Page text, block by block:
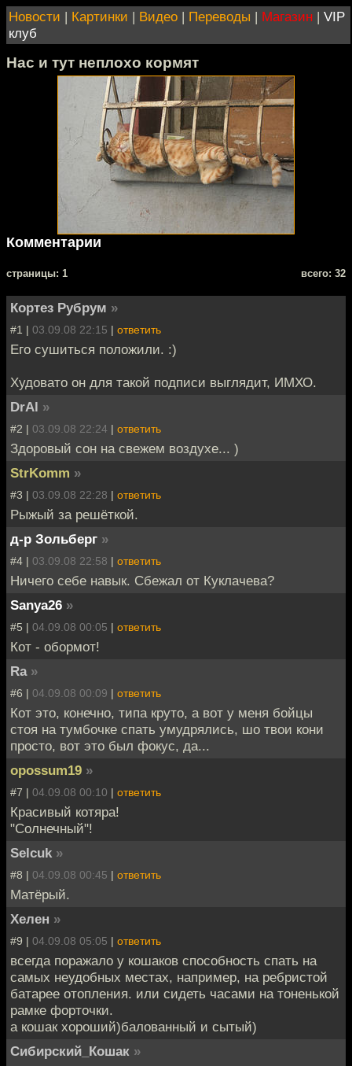
Новости | Картинки | Видео | Переводы | Магазин | VIP
клуб
Нас и тут неплохо кормят
Комментарии
cтраницы: 1 всего: 32
Кортез Рубрум »
#1 | 03.09.08 22:15 | ответить
Его сушиться положили. :)
Худовато он для такой подписи выглядит, ИМХО.
DrAl »
#2 | 03.09.08 22:24 | ответить
Здоровый сон на свежем воздухе... )
StrKomm »
#3 | 03.09.08 22:28 | ответить
Рыжый за решёткой.
д-р Зольберг »
#4 | 03.09.08 22:58 | ответить
Ничего себе навык. Сбежал от Куклачева?
Sanya26 »
#5 | 04.09.08 00:05 | ответить
Кот - обормот!
Ra »
#6 | 04.09.08 00:09 | ответить
Кот это, конечно, типа круто, а вот у меня бойцы
стоя на тумбочке спать умудрялись, шо твои кони
просто, вот это был фокус, да...
opossum19 »
#7 | 04.09.08 00:10 | ответить
Красивый котяра!
"Солнечный"!
Selcuk »
#8 | 04.09.08 00:45 | ответить
Матёрый.
Хелен »
#9 | 04.09.08 05:05 | ответить
всегда поражало у кошаков способность спать на
самых неудобных местах, например, на ребристой
батарее отопления. или сидеть часами на тоненькой
рамке форточки.
а кошак хороший)балованный и сытый)
Сибирский_Кошак »